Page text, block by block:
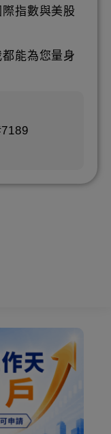
指數與美股
能為您量身